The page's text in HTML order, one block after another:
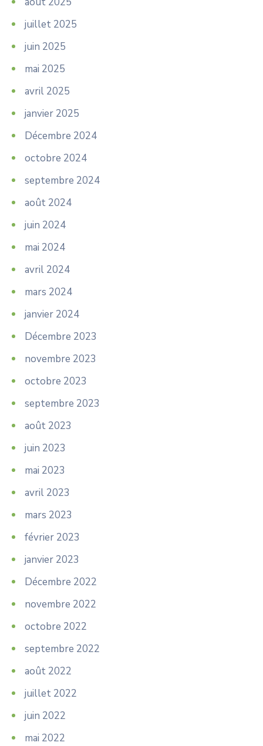
juillet 2025
juin 2025
mai 2025
avril 2025
janvier 2025
Décembre 2024
octobre 2024
septembre 2024
août 2024
juin 2024
mai 2024
avril 2024
mars 2024
janvier 2024
Décembre 2023
novembre 2023
octobre 2023
septembre 2023
août 2023
juin 2023
mai 2023
avril 2023
mars 2023
février 2023
janvier 2023
Décembre 2022
novembre 2022
octobre 2022
septembre 2022
août 2022
juillet 2022
juin 2022
mai 2022